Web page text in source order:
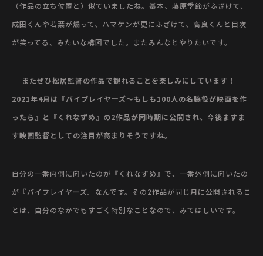
（作品の立ち位置と）似ていましたね。基本、藤原季節がふざけて、
成田くんや若葉が煽って、ハマケンが更にふざけて、高良くんと目次
が笑ってる、みたいな構図でした。またみんなとやりたいです。
— またぜひ松居監督の作品で観れることを楽しみにしています！
2021年4月は『バイプレイヤーズ～もしも100人の名脇役が映画を作
ったら』と『くれなずめ』の2作品が同時期に公開され、今後ますま
す映画監督としての注目が高まりそうですね。
自分の一番内側に向いたのが『くれなずめ』で、一番外側に向いたの
が『バイプレイヤーズ』なんです。その2作品が同じ月に公開されるこ
とは、自分のなかでもすごく特別なことなので、みてほしいです。